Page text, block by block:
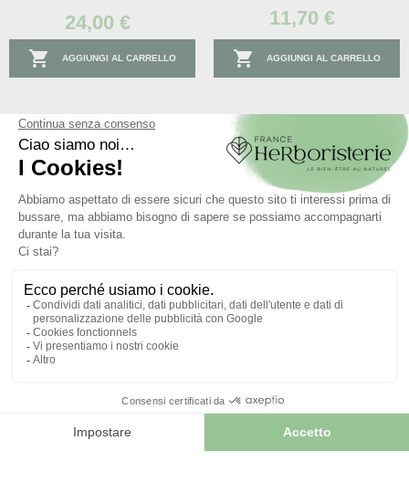
24,00 €
 AGGIUNGI AL CARRELLO
11,70 €
 AGGIUNGI AL CARRELLO